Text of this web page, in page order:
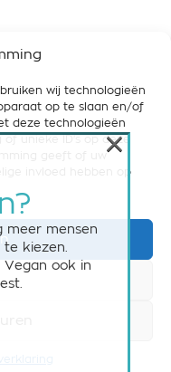
wij technologieën
op te slaan en/of
deze technologieën
unieke ID's op deze
invloed hebben op
te maken! Steun
eenmalige gift.
meer mensen
kiezen.
ook in
×